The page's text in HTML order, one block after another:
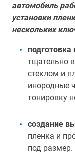
автомобиль
установки
нескольких
подготовка
тщательно
стеклом и
инородные
тонировку
создание
пленка и
под